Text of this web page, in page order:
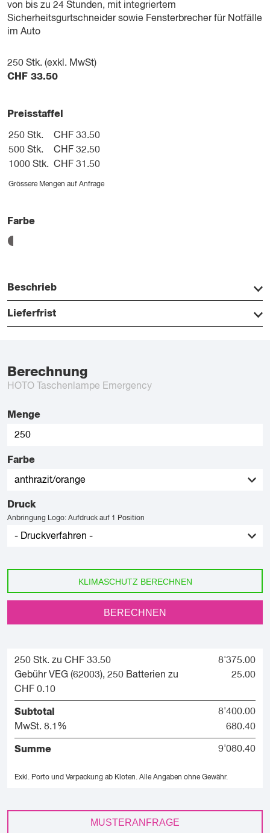
von bis zu 24 Stunden, mit integriertem
Sicherheitsgurtschneider sowie Fensterbrecher für Notfälle
im Auto
250 Stk. (exkl. MwSt)
CHF 33.50
Preisstaffel
250 Stk.
CHF 33.50
500 Stk.
CHF 32.50
1000 Stk. CHF 31.50
Grössere Mengen auf Anfrage
Farbe
Beschrieb
Lieferfrist
Berechnung
HOTO Taschenlampe Emergency
Menge
Farbe
Druck
Anbringung Logo: Aufdruck auf 1 Position
KLIMASCHUTZ BERECHNEN
BERECHNEN
250 Stk. zu CHF 33.50
8'375.00
Gebühr VEG (62003), 250 Batterien zu
CHF 0.10
25.00
Subtotal
8'400.00
MwSt. 8.1%
680.40
Summe 9'080.40
Exkl. Porto und Verpackung ab Kloten. Alle Angaben ohne Gewähr.
MUSTERANFRAGE